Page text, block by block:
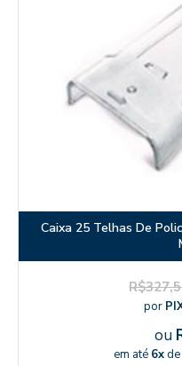
Caixa 25 Telhas De
por
ou
em até 6xde